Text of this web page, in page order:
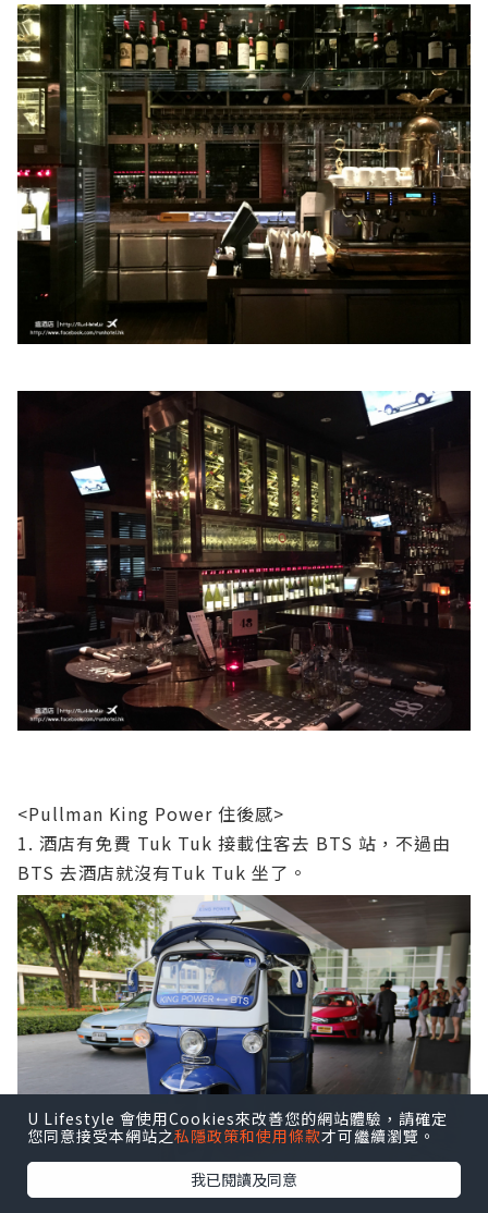
<Pullman King Power 住後感>
1. 酒店有免費 Tuk Tuk 接載住客去 BTS 站，不過由
BTS 去酒店就沒有Tuk Tuk 坐了。
U Lifestyle 會使用Cookies來改善您的網站體驗，請確定
您同意接受本網站之私隱政策和使用條款才可繼續瀏覽。
我已閱讀及同意